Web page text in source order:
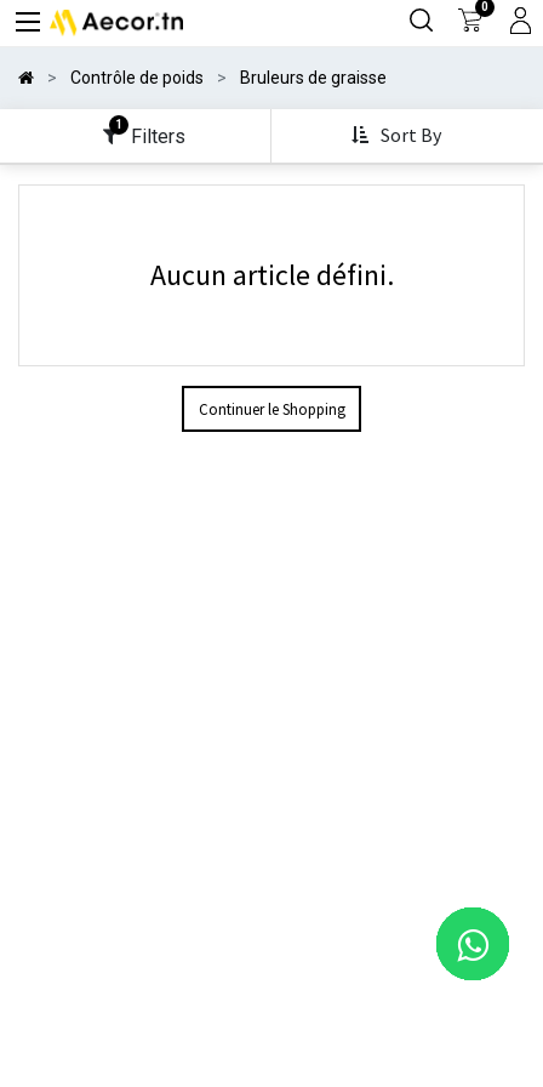
0
Contrôle de poids Bruleurs de graisse
1
Filters Sort By
Aucun article défini.
Continuer le Shopping